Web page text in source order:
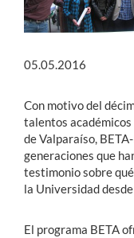
05.05.2016
Con motivo del
talentos
de Valparaíso,
generaciones que
testimonio sobre
la Universidad
El programa BETA